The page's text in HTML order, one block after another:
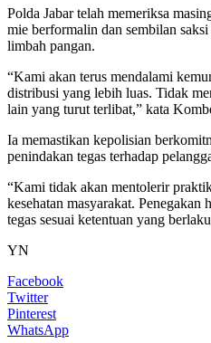
Polda Jabar telah memeriksa
mie berformalin dan sembilan
limbah pangan.
“Kami akan terus mendalami
distribusi yang lebih luas. Tidak
lain yang turut terlibat,” kata
Ia memastikan kepolisian
penindakan tegas terhadap
“Kami tidak akan mentolerir
kesehatan masyarakat. Penegakan
tegas sesuai ketentuan yang
YN
Facebook
Twitter
Pinterest
WhatsApp